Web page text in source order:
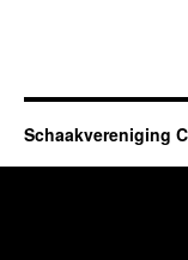
Schaakvereniging